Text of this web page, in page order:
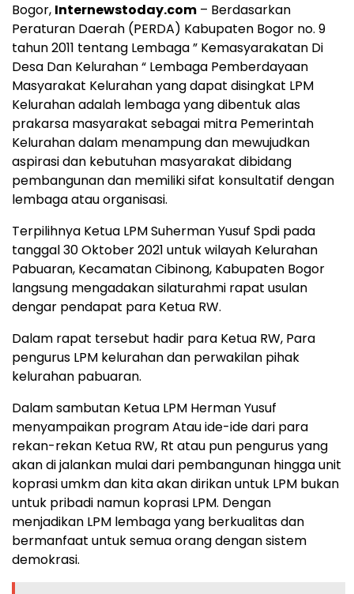
Bogor, Internewstoday.com – Berdasarkan
Peraturan Daerah (PERDA) Kabupaten Bogor no. 9
tahun 2011 tentang Lembaga ” Kemasyarakatan Di
Desa Dan Kelurahan “ Lembaga Pemberdayaan
Masyarakat Kelurahan yang dapat disingkat LPM
Kelurahan adalah lembaga yang dibentuk alas
prakarsa masyarakat sebagai mitra Pemerintah
Kelurahan dalam menampung dan mewujudkan
aspirasi dan kebutuhan masyarakat dibidang
pembangunan dan memiliki sifat konsultatif dengan
lembaga atau organisasi.
Terpilihnya Ketua LPM Suherman Yusuf Spdi pada
tanggal 30 Oktober 2021 untuk wilayah Kelurahan
Pabuaran, Kecamatan Cibinong, Kabupaten Bogor
langsung mengadakan silaturahmi rapat usulan
dengar pendapat para Ketua RW.
Dalam rapat tersebut hadir para Ketua RW, Para
pengurus LPM kelurahan dan perwakilan pihak
kelurahan pabuaran.
Dalam sambutan Ketua LPM Herman Yusuf
menyampaikan program Atau ide-ide dari para
rekan-rekan Ketua RW, Rt atau pun pengurus yang
akan di jalankan mulai dari pembangunan hingga unit
koprasi umkm dan kita akan dirikan untuk LPM bukan
untuk pribadi namun koprasi LPM. Dengan
menjadikan LPM lembaga yang berkualitas dan
bermanfaat untuk semua orang dengan sistem
demokrasi.